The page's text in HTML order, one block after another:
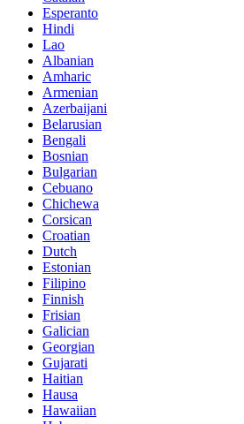
Esperanto
Hindi
Lao
Albanian
Amharic
Armenian
Azerbaijani
Belarusian
Bengali
Bosnian
Bulgarian
Cebuano
Chichewa
Corsican
Croatian
Dutch
Estonian
Filipino
Finnish
Frisian
Galician
Georgian
Gujarati
Haitian
Hausa
Hawaiian